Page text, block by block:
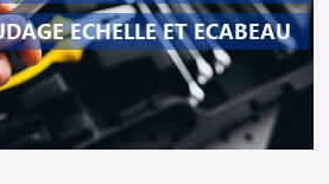
ECHELLE ET ECABEAU